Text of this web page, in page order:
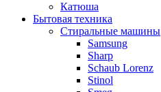
Катюша
Бытовая техника
Стиральные машины
Samsung
Sharp
Schaub Lorenz
Stinol